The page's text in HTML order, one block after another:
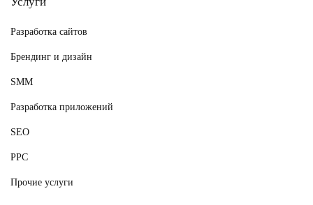
Разработка сайтов
Брендинг и дизайн
SMM
Разработка приложений
SEO
PPC
Прочие услуги